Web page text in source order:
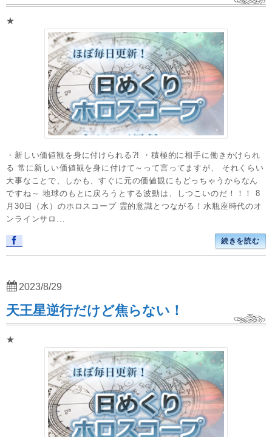
★
・新しい価値観を身に付けられる?! ・積極的に相手に働きかけられ
る 常に新しい価値観を身に付けて～って言ってますが、 それくらい
大事なことで、しかも、すぐに元の価値観にもどっちゃうからなん
ですね～ 地球のもとに戻ろうとする波動は、しつこいのだ！！！ 8
月30日（水）のホロスコープ 霊的意識とつながる！水瓶座時代のオ
ンラインサロ...
続きを読む
天王星逆行だけど焦らない！
★
2023/8/29